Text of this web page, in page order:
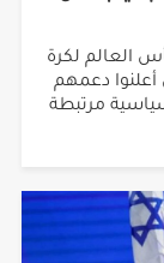
العالم لكرة
دعمهم
مرتبطة